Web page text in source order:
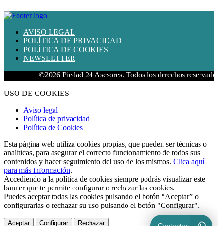
AVISO LEGAL
POLÍTICA DE PRIVACIDAD
POLÍTICA DE COOKIES
NEWSLETTER
©2026 Piedad 24 Asesores. Todos los derechos reservados.
USO DE COOKIES
Aviso legal
Política de privacidad
Política de Cookies
Esta página web utiliza cookies propias, que pueden ser técnicas o
analíticas, para asegurar el correcto funcionamiento de todos sus
contenidos y hacer seguimiento del uso de los mismos. Clica aquí
para más información.
Accediendo a la política de cookies siempre podrás visualizar este
banner que te permite configurar o rechazar las cookies.
Puedes aceptar todas las cookies pulsando el botón “Aceptar” o
configurarlas o rechazar su uso pulsando el botón "Configurar".
Aceptar Configurar Rechazar